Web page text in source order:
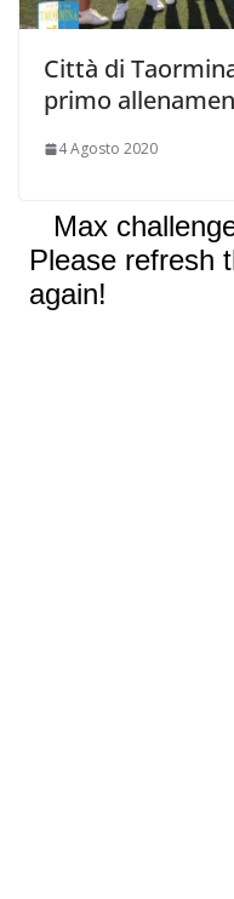
Città di
primo
4 Agosto 2020